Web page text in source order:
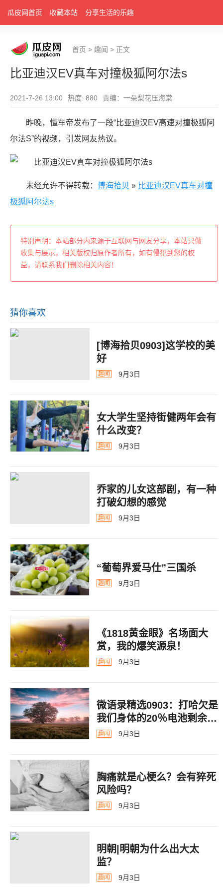
瓜皮网首页 收藏本站 分享生活的乐趣
首页 > 趣闻 > 正文
比亚迪汉EV真车对撞极狐阿尔法s
2021-7-26 13:00 热度: 880 责编：一朵梨花压海棠
昨晚，懂车帝发布了一段“比亚迪汉EV高速对撞极狐阿
尔法S”的视频，引发网友热议。
未经允许不得转载： 博海拾贝 » 比亚迪汉EV真车对撞
极狐阿尔法s
特别声明：本站部分内来源于互联网与网友分享，本站只做
收集与展示，相关版权归原作者所有，如有侵犯到您的权
益，请联系我们删除相关内容！
猜你喜欢
[博海拾贝0903]这学校的美
好
趣闻 9月3日
女大学生坚持街健两年会有
什么改变？
趣闻 9月3日
乔家的儿女这部剧，有一种
打破幻想的感觉
趣闻 9月3日
“葡萄界爱马仕”三国杀
趣闻 9月3日
《1818黄金眼》名场面大
赏，我的爆笑源泉！
趣闻 9月3日
微语录精选0903：打哈欠是
我们身体的20％电池剩余警
告
趣闻 9月3日
胸痛就是心梗么？会有猝死
风险吗？
趣闻 9月3日
明朝|明朝为什么出大太
监？ ​​​
趣闻 9月3日